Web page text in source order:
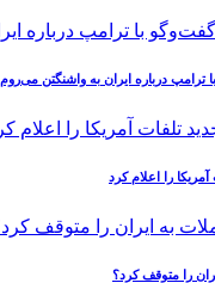
ترامپ درباره ایران به واشنگتن می‌روم
آمریکا را اعلام کرد
را متوقف کرد؟